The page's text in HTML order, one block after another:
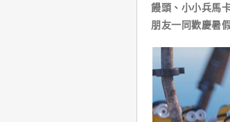
饅頭、小小兵馬
朋友一同歡慶暑